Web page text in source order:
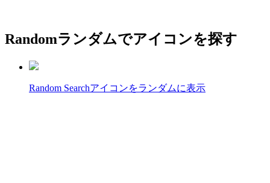
Randomランダムでアイコンを探す
Random Searchアイコンをランダムに表示